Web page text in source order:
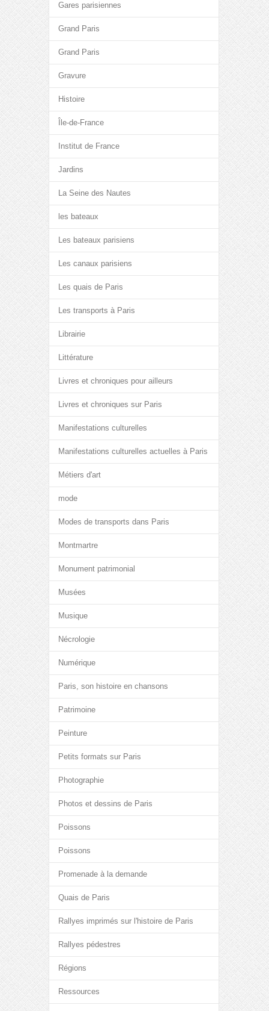
Gares parisiennes
Grand Paris
Grand Paris
Gravure
Histoire
Île-de-France
Institut de France
Jardins
La Seine des Nautes
les bateaux
Les bateaux parisiens
Les canaux parisiens
Les quais de Paris
Les transports à Paris
Librairie
Littérature
Livres et chroniques pour ailleurs
Livres et chroniques sur Paris
Manifestations culturelles
Manifestations culturelles actuelles à Paris
Métiers d'art
mode
Modes de transports dans Paris
Montmartre
Monument patrimonial
Musées
Musique
Nécrologie
Numérique
Paris, son histoire en chansons
Patrimoine
Peinture
Petits formats sur Paris
Photographie
Photos et dessins de Paris
Poissons
Poissons
Promenade à la demande
Quais de Paris
Rallyes imprimés sur l'histoire de Paris
Rallyes pédestres
Régions
Ressources